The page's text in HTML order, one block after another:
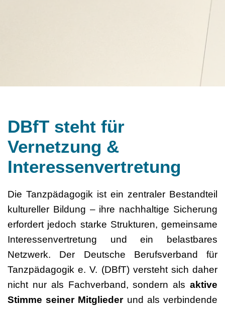
DBfT steht für
Vernetzung &
Interessenvertretung
Die Tanzpädagogik ist ein zentraler Bestandteil
kultureller Bildung – ihre nachhaltige Sicherung
erfordert jedoch starke Strukturen, gemeinsame
Interessenvertretung und ein belastbares
Netzwerk. Der Deutsche Berufsverband für
Tanzpädagogik e. V. (DBfT) versteht sich daher
nicht nur als Fachverband, sondern als aktive
Stimme seiner Mitglieder und als verbindende